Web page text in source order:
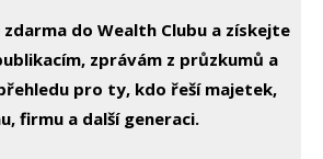
do Wealth Clubu a získejte
zprávám z průzkumů a
pro ty, kdo řeší majetek,
firmu a další generaci.